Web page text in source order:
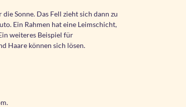
Sonne. Das Fell zieht sich dann zu
Ein Rahmen hat eine Leimschicht,
weiteres Beispiel für
Haare können sich lösen.